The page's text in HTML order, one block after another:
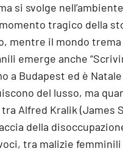
si svolge
tragico della
mentre il mondo trema
emerge anche
a Budapest ed è
del lusso, ma
tra Alfred Kralik (James
della
tra malizie